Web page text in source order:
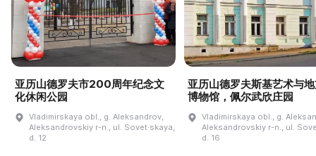
亚历山德罗夫市200周年纪念文
化休闲公园
Vladimirskaya obl., g. Aleksandrov,
Aleksandrovskiy r-n., ul. Sovet·skaya,
d. 12
亚历山德罗夫斯基艺术与
博物馆，佩尔武欣庄园
Vladimirskaya obl., g.
Aleksandrovskiy r-n., ul.
d. 16